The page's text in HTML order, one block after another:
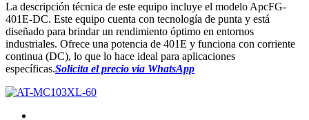
La descripción técnica de este equipo incluye el modelo ApcFG-
401E-DC. Este equipo cuenta con tecnología de punta y está
diseñado para brindar un rendimiento óptimo en entornos
industriales. Ofrece una potencia de 401E y funciona con corriente
continua (DC), lo que lo hace ideal para aplicaciones
específicas.Solicita el precio via WhatsApp